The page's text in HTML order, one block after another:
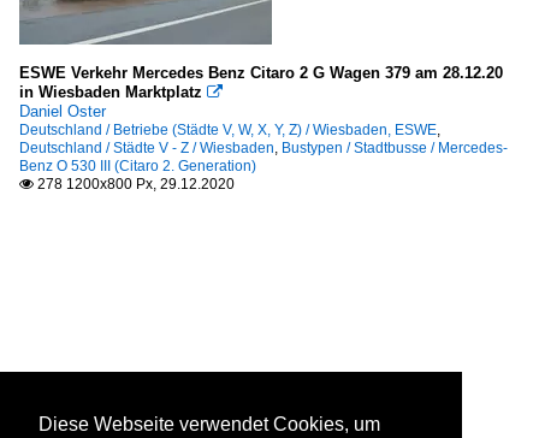
ESWE Verkehr Mercedes Benz Citaro 2 G Wagen 379 am 28.12.20
in Wiesbaden Marktplatz 
Daniel Oster
Deutschland / Betriebe (Städte V, W, X, Y, Z) / Wiesbaden, ESWE,
Deutschland / Städte V - Z / Wiesbaden, Bustypen / Stadtbusse / Mercedes-
Benz O 530 III (Citaro 2. Generation)
 278 1200x800 Px, 29.12.2020
Diese Webseite verwendet Cookies, um